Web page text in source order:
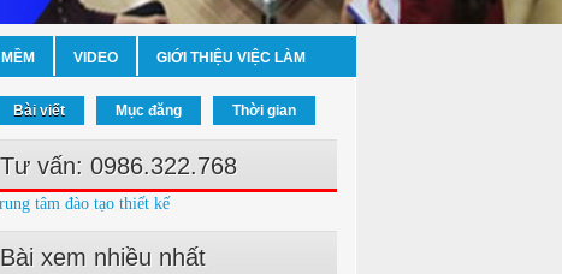
VIDEO GIỚI THIỆU VIỆC LÀM
Bài viết Mục đăng Thời gian
Tư vấn: 0986.322.768
tâm đào tạo thiết kế
Bài xem nhiều nhất